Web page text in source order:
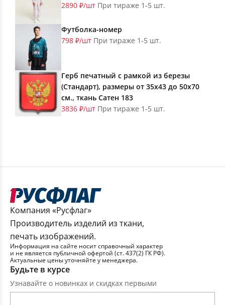
2890 ₽/шт При тираже 1-5 шт.
Футболка-номер
798 ₽/шт При тираже 1-5 шт.
Герб печатный с рамкой из березы
(Стандарт), размеры от 35х43 до 50х70
см., ткань Сатен 183
3836 ₽/шт При тираже 1-5 шт.
Компания «Русфлаг»
Производитель изделий из ткани,
печать изображений.
Информация на сайте носит справочный характер
и не является публичной офертой (ст. 437(2) ГК РФ).
Актуальные цены уточняйте у менеджера.
Будьте в курсе
Узнавайте о новинках и скидках первыми